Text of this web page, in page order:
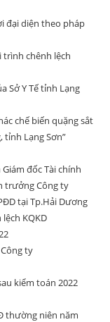
đại diện theo pháp
trình chênh lệch
Sở Y Tế tỉnh Lạng
chế biến quặng sắt
tỉnh Lạng Sơn”
đốc Tài chính
trưởng Công ty
tại Tp.Hải Dương
KQKD
ty
kiểm toán 2022
thường niên năm